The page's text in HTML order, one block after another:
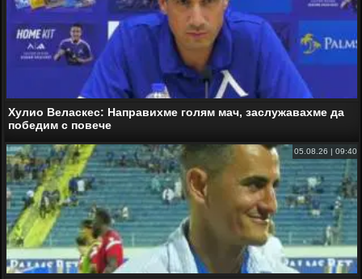
Хулио Веласкес: Направихме голям мач, заслужавахме да
победим с повече
05.08.26 | 09:40